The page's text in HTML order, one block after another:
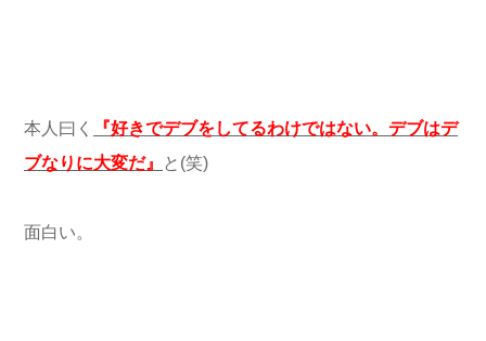
本人曰く
『好きでデブをしてるわけではない。デブはデ
ブなりに大変だ』
と(笑)
面白い。